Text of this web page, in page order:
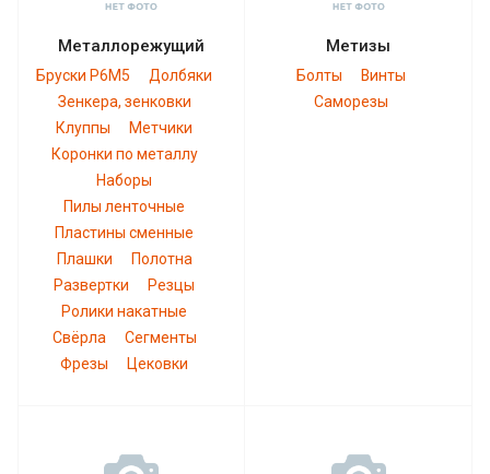
Металлорежущий
Бруски Р6М5
Долбяки
Зенкера, зенковки
Клуппы
Метчики
Коронки по металлу
Наборы
Пилы ленточные
Пластины сменные
Плашки
Полотна
Развертки
Резцы
Ролики накатные
Свёрла
Сегменты
Фрезы
Цековки
Метизы
Болты
Винты
Саморезы